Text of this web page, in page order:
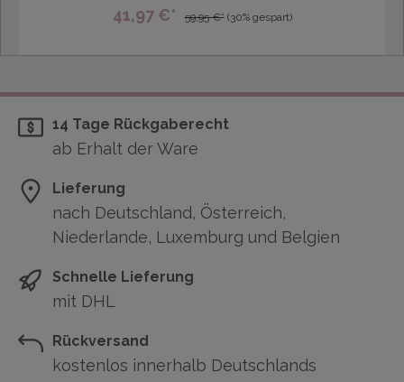
41,97 €* 59,95 €* (30% gespart)
14 Tage Rückgaberecht
ab Erhalt der Ware
Lieferung
nach Deutschland, Österreich,
Niederlande, Luxemburg und Belgien
Schnelle Lieferung
mit DHL
Rückversand
kostenlos innerhalb Deutschlands